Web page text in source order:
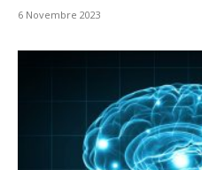
6 Novembre 2023